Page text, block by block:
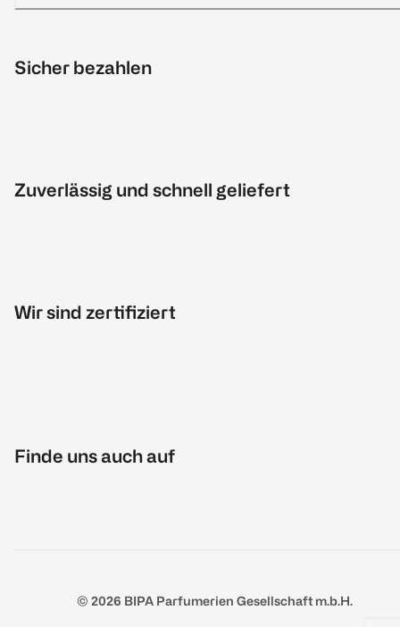
Sicher bezahlen
Zuverlässig und schnell geliefert
Wir sind zertifiziert
Finde uns auch auf
© 2026 BIPA Parfumerien Gesellschaft m.b.H.